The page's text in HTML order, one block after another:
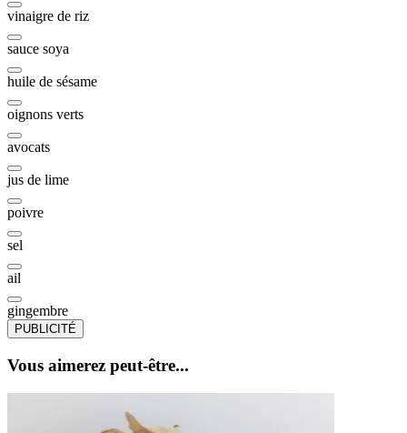
vinaigre de riz
sauce soya
huile de sésame
oignons verts
avocats
jus de lime
poivre
sel
ail
gingembre
PUBLICITÉ
Vous aimerez peut-être...